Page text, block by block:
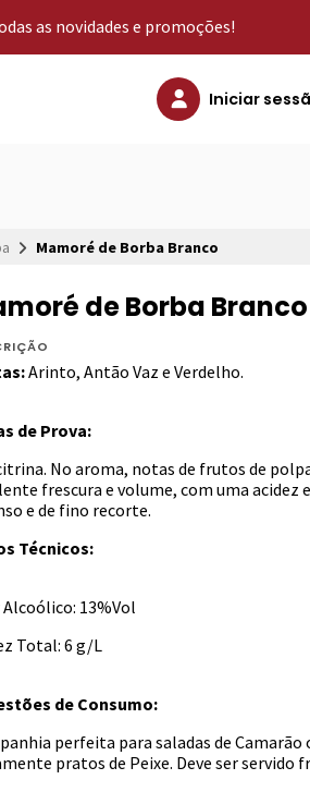
as novidades e promoções!
Iniciar
Mamoré de Borba Branco
de Borba Branco
Arinto, Antão Vaz e Verdelho.
de Prova:
No aroma, notas de frutos de
frescura e volume, com uma acidez
e de fino recorte.
Técnicos:
Alcoólico: 13%Vol
Total: 6 g/L
de Consumo:
perfeita para saladas de Camarão
pratos de Peixe. Deve ser servido